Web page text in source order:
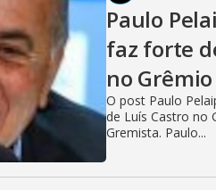
Paulo
faz forte
no Grêmio
O post Paulo
de Luís Castro no
Gremista. Paulo...